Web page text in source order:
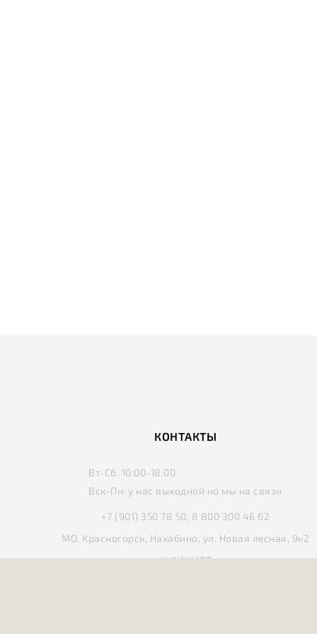
КОНТАКТЫ
Вт-Сб: 10:00-18:00
Вск-Пн:у нас выходной но мы на связи
+7 (901) 350 78 50, 8 800 300 46 62
МО, Красногорск, Нахабино, ул. Новая лесная, 9к2
HUNNKATT